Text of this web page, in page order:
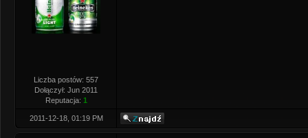
Liczba postów: 557
Dołączył: Jun 2011
Reputacja: 1
2011-12-18, 01:19 PM